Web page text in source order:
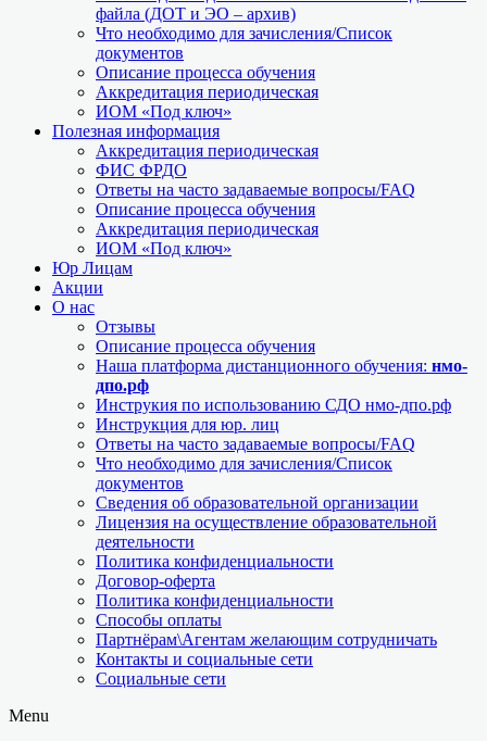
файла (ДОТ и ЭО – архив)
Что необходимо для зачисления/Список
документов
Описание процесса обучения
Аккредитация периодическая
ИОМ «Под ключ»
Полезная информация
Аккредитация периодическая
ФИС ФРДО
Ответы на часто задаваемые вопросы/FAQ
Описание процесса обучения
Аккредитация периодическая
ИОМ «Под ключ»
Юр Лицам
Акции
О нас
Отзывы
Описание процесса обучения
Наша платформа дистанционного обучения: нмо-
дпо.рф
Инструкия по использованию СДО нмо-дпо.рф
Инструкция для юр. лиц
Ответы на часто задаваемые вопросы/FAQ
Что необходимо для зачисления/Список
документов
Сведения об образовательной организации
Лицензия на осуществление образовательной
деятельности
Политика конфиденциальности
Договор-оферта
Политика конфиденциальности
Способы оплаты
Партнёрам\Агентам желающим сотрудничать
Контакты и социальные сети
Социальные сети
Menu